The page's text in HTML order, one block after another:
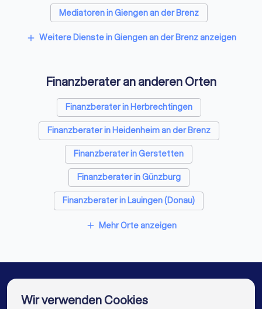
Mediatoren in Giengen an der Brenz
Energieberater in Giengen an der Brenz
add Weitere Dienste in Giengen an der Brenz anzeigen
Finanzberater an anderen Orten
Finanzberater in Herbrechtingen
Finanzberater in Heidenheim an der Brenz
Finanzberater in Gerstetten
Finanzberater in Günzburg
Finanzberater in Lauingen (Donau)
Finanzberater in Dillingen an der Donau
Finanzberater in Berlin
Finanzberater in Hamburg
add Mehr Orte anzeigen
Wir verwenden Cookies